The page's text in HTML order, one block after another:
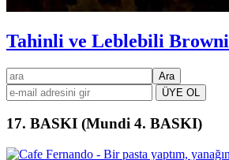
Tahinli ve Leblebili
Birincil
kenar
çubuğu
ara
17. BASKI (Mundi 4. BASKI)